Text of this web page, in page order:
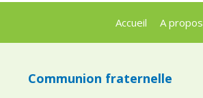
Accueil A propos
Communion fraternelle